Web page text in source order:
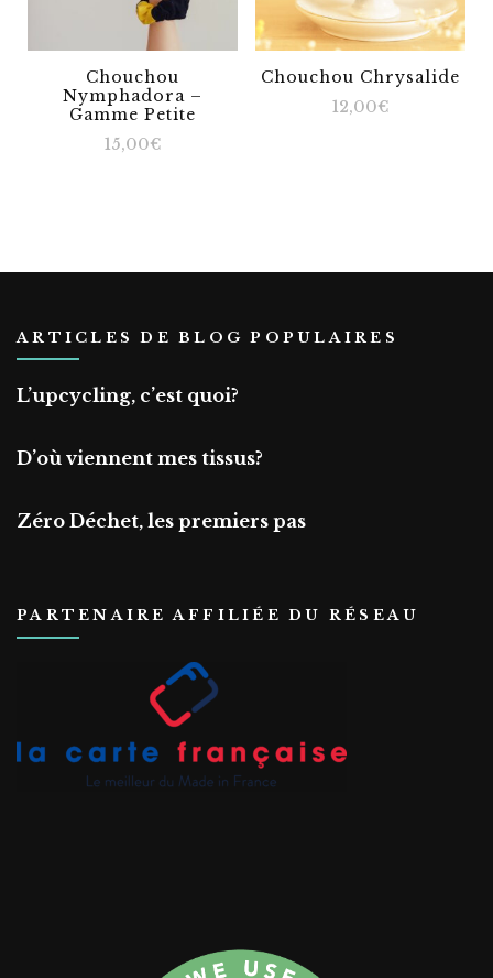
Chouchou
Nymphadora –
Gamme Petite
15,00€
Chouchou Chrysalide
12,00€
ARTICLES DE BLOG POPULAIRES
L’upcycling, c’est quoi?
D’où viennent mes tissus?
Zéro Déchet, les premiers pas
PARTENAIRE AFFILIÉE DU RÉSEAU